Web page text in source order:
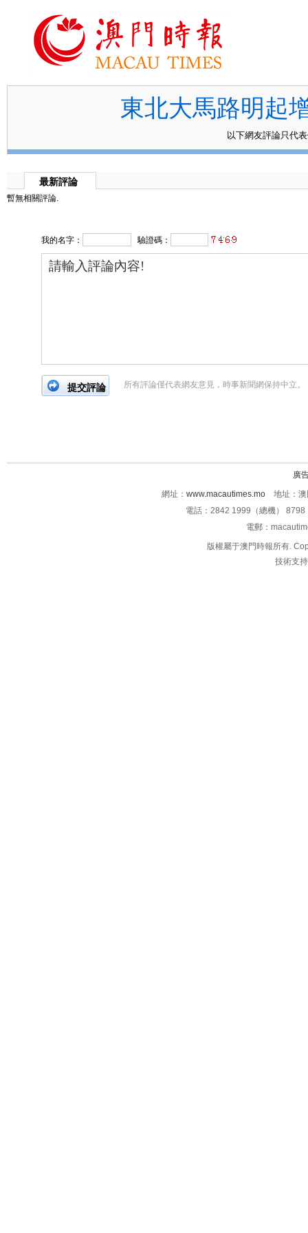
東北大馬路明起
以下網友評論只代
最新評論
暫無相關評論.
我的名字： 驗證碼：
所有評論僅代表網友意見，時事新聞網保持中立。
廣
網址： www.macautimes.mo 地址：澳
電話：2842 1999（總機）
電郵：
版權屬于澳門時報所有.
技術支